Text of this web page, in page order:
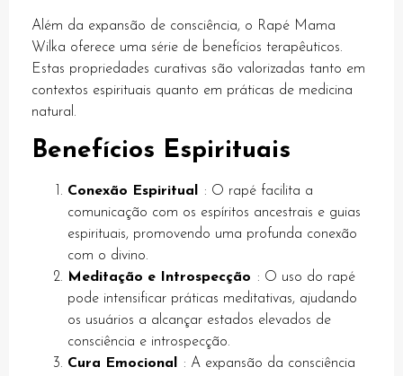
panel
panel
panel
panel
panel
paketleri
satın al
Além da expansão de consciência, o Rapé Mama
Wilka oferece uma série de benefícios terapêuticos.
Estas propriedades curativas são valorizadas tanto em
contextos espirituais quanto em práticas de medicina
natural.
Benefícios Espirituais
Conexão Espiritual
: O rapé facilita a
comunicação com os espíritos ancestrais e guias
espirituais, promovendo uma profunda conexão
com o divino.
Meditação e Introspecção : O uso do rapé
pode intensificar práticas meditativas, ajudando
os usuários a alcançar estados elevados de
consciência e introspecção.
Cura Emocional
: A expansão da consciência